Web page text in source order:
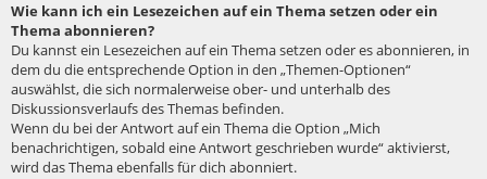
Wie kann ich ein Lesezeichen auf ein Thema setzen oder ein
Thema abonnieren?
Du kannst ein Lesezeichen auf ein Thema setzen oder es abonnieren, in
dem du die entsprechende Option in den „Themen-Optionen“
auswählst, die sich normalerweise ober- und unterhalb des
Diskussionsverlaufs des Themas befinden.
Wenn du bei der Antwort auf ein Thema die Option „Mich
benachrichtigen, sobald eine Antwort geschrieben wurde“ aktivierst,
wird das Thema ebenfalls für dich abonniert.